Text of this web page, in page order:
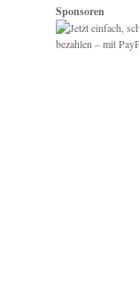
Sponsoren